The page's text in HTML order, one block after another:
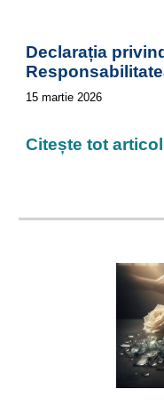
Declarația
15 martie 2026
Citește tot